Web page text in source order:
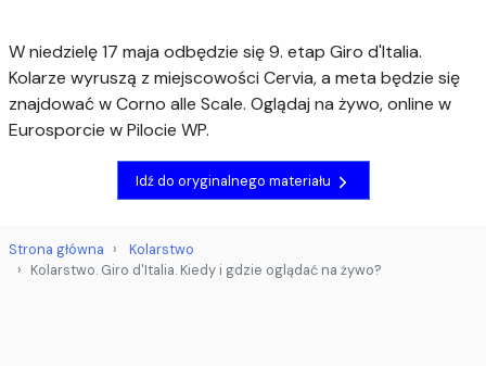
W niedzielę 17 maja odbędzie się 9. etap Giro d'Italia.
Kolarze wyruszą z miejscowości Cervia, a meta będzie się
znajdować w Corno alle Scale. Oglądaj na żywo, online w
Eurosporcie w Pilocie WP.
Idź do oryginalnego materiału
Strona główna
Kolarstwo
Kolarstwo. Giro d'Italia. Kiedy i gdzie oglądać na żywo?